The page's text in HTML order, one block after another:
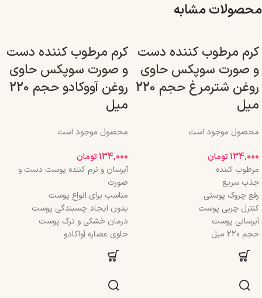
محصولات مشابه
کرم مرطوب کننده دست
و صورت سوپکس حاوی
روغن شترمرغ حجم 220
میل
محصول موجود است
134,000تومان
مرطوب کننده
جذب سریع
رفع چروک پوستی
کنترل چربی پوست
آبرسانی پوست
حجم 220 میل
کرم مرطوب کننده دست
و صورت سوپکس حاوی
روغن آووکادو حجم 220
میل
محصول موجود است
134,000تومان
آبرسان و نرم کننده پوست دست و
صورت
مناسب برای انواع پوست
بدون ایجاد چسبندگی پوست
درمان خشکی و ترک پوست
حاوی عصاره آواکادو